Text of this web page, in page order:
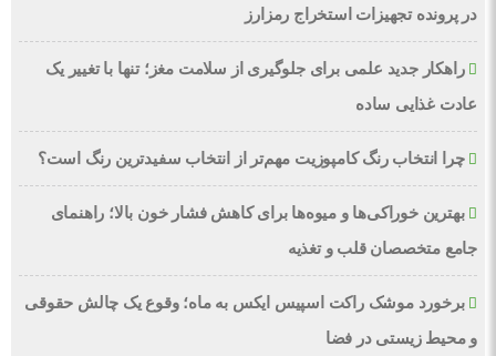
در پرونده تجهیزات استخراج رمزارز
راهکار جدید علمی برای جلوگیری از سلامت مغز؛ تنها با تغییر یک
عادت غذایی ساده
چرا انتخاب رنگ کامپوزیت مهم‌تر از انتخاب سفیدترین رنگ است؟
بهترین خوراکی‌ها و میوه‌ها برای کاهش فشار خون بالا؛ راهنمای
جامع متخصصان قلب و تغذیه
برخورد موشک راکت اسپیس ایکس به ماه؛ وقوع یک چالش حقوقی
و محیط زیستی در فضا